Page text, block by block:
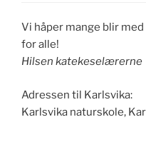
Vi håper mange blir
for alle!
Hilsen katekeselærerne
Adressen til Karlsvika:
Karlsvika naturskole,